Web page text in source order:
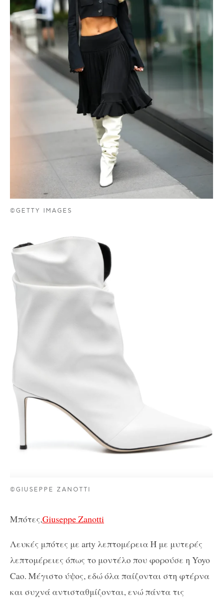
©GETTY IMAGES
©GIUSEPPE ZANOTTI
Μπότες,Giuseppe Zanotti
Λευκές μπότες με arty λεπτομέρεια Ή με μυτερές
λεπτομέρειες όπως το μοντέλο που φορούσε η Yoyo
Cao. Μέγιστο ύψος, εδώ όλα παίζονται στη φτέρνα
και συχνά αντισταθμίζονται, ενώ πάντα τις